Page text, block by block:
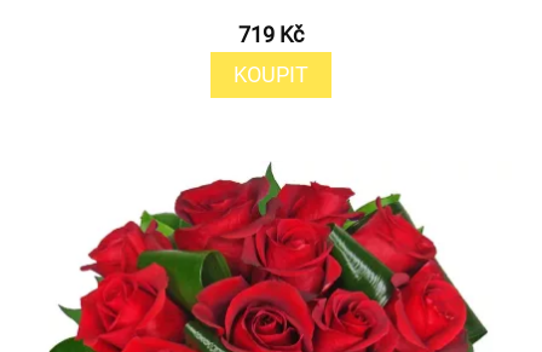
719 Kč
KOUPIT